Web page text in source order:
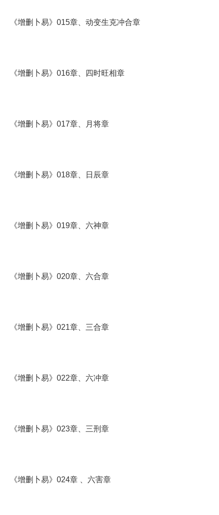
《增删卜易》015章、动变生克冲合章
《增删卜易》016章、四时旺相章
《增删卜易》017章、月将章
《增删卜易》018章、日辰章
《增删卜易》019章、六神章
《增删卜易》020章、六合章
《增删卜易》021章、三合章
《增删卜易》022章、六冲章
《增删卜易》023章、三刑章
《增删卜易》024章 、六害章